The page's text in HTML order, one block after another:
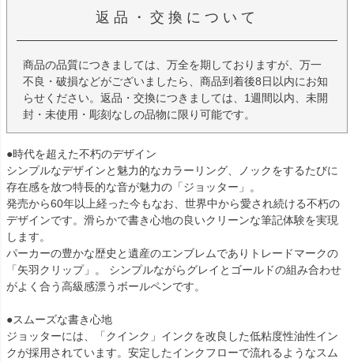
返品・交換について
商品の品質につきましては、万全を期しておりますが、万一
不良・破損などがございましたら、商品到着後8日以内にお知
らせください。返品・交換につきましては、1週間以内、未開
封・未使用・彫刻なしの品物に限り可能です。
●時代を超えた不朽のデザイン
シンプルなデザインと魅力的なカラーリング、ノックをするたびに
存在感を放つ特長的な音が魅力の「ジョッター」。
発売から60年以上経った今もなお、世界中から愛され続ける不朽の
デザインです。滑らかで書き心地の良いクリーンな筆記体験を実現
します。
パーカーの豊かな歴史と遺産のエンブレムでありトレードマークの
「矢羽クリップ」。 シンプルながらグレイとゴールドの組み合わせ
がよく合う高級感漂うボールペンです。
●スムーズな書き心地
ジョッターには、「クインク」インクを改良した低粘度性油性イン
クが採用されています。安定したインクフローで流れるようなスム